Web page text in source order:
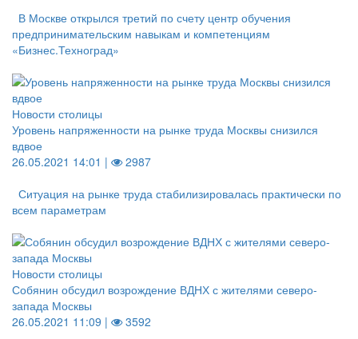
В Москве открылся третий по счету центр обучения
предпринимательским навыкам и компетенциям
«Бизнес.Техноград»
Новости столицы
Уровень напряженности на рынке труда Москвы снизился
вдвое
26.05.2021 14:01 |
2987
Ситуация на рынке труда стабилизировалась практически по
всем параметрам
Новости столицы
Собянин обсудил возрождение ВДНХ с жителями северо-
запада Москвы
26.05.2021 11:09 |
3592